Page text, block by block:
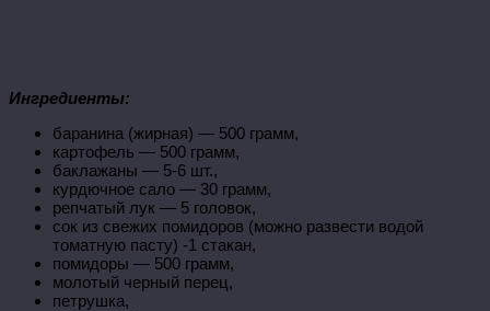
Ингредиенты:
баранина (жирная) — 500 грамм,
картофель — 500 грамм,
баклажаны — 5-6 шт.,
курдючное сало — 30 грамм,
репчатый лук — 5 головок,
сок из свежих помидоров (можно развести водой
томатную пасту) -1 стакан,
помидоры — 500 грамм,
молотый черный перец,
петрушка,